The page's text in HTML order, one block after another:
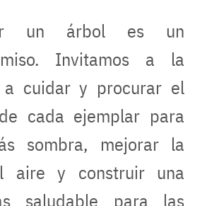
un árbol es un
Invitamos a la
a cuidar y procurar el
cada ejemplar para
sombra, mejorar la
aire y construir una
saludable para las